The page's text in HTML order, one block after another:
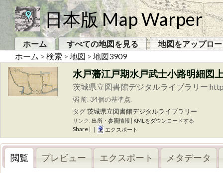
日本版 Map Warper
ホーム すべての地図を見る
地図をアップロ
ホーム > 検索 > 地図 > 地図3909
水戸藩江戸期水戸武士小路明細図
茨城県立図書館デジタルライブラリー
弱 前. 34個の基準点.
タグ茨城県立図書館デジタルライブラリー
リンク: 出所・参照情報 | KMLをダウンロードする
Share | | エクスポート
閲覧 プレビュー エクスポート メタデータ